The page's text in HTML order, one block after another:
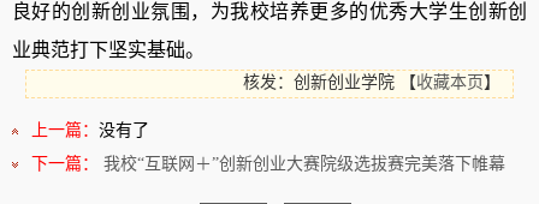
良好的创新创业氛围 ， 为我校培养更多的优秀大学生创新创
业典范打下坚实基础。
核发：创新创业学院 【收藏本页 】
上一篇： 没有了
下一篇：
我校“互联网＋”创新创业大赛院级选拔赛完美落下帷幕